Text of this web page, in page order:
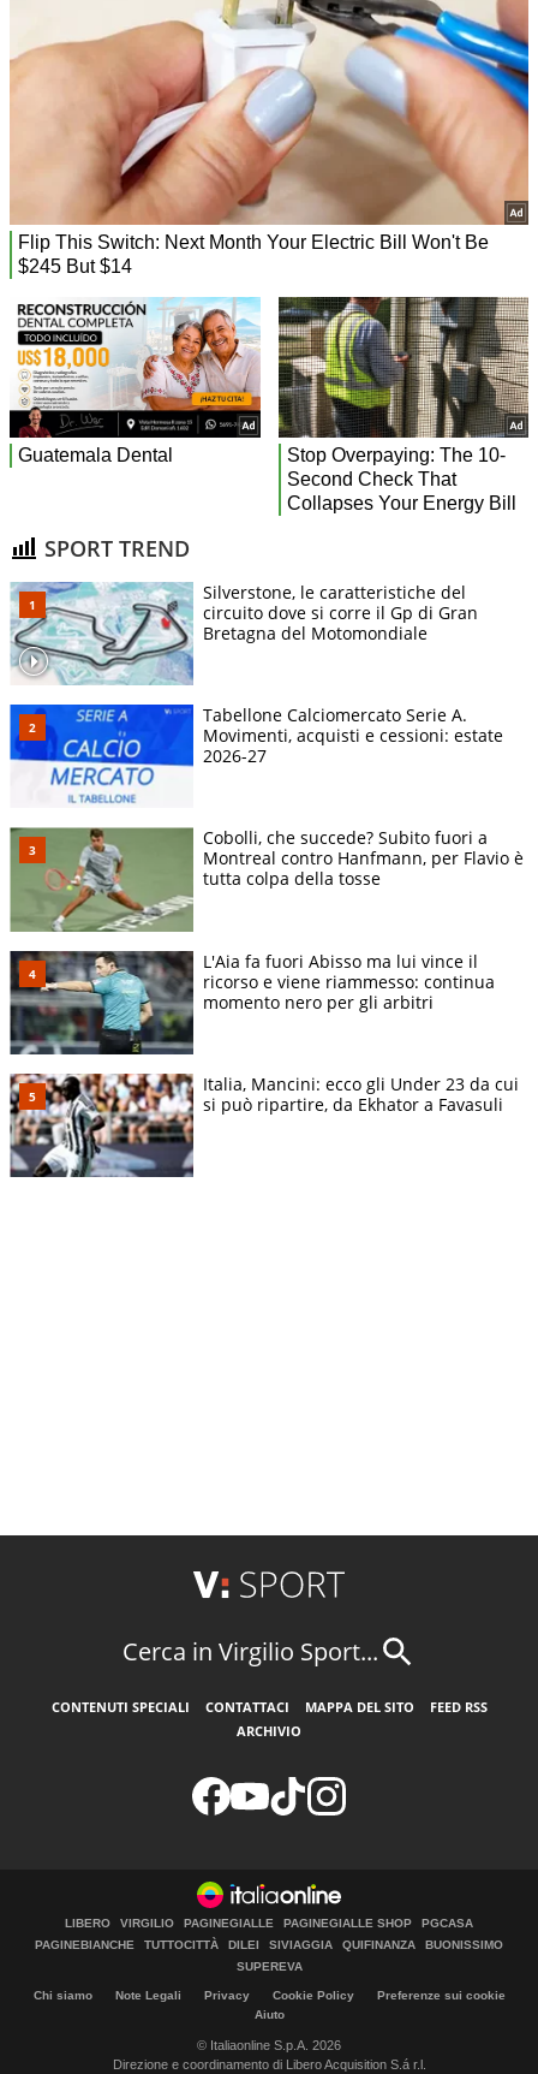
SPORT TREND
Silverstone, le caratteristiche del
circuito dove si corre il Gp di Gran
Bretagna del Motomondiale
Tabellone Calciomercato Serie A.
Movimenti, acquisti e cessioni: estate
2026-27
Cobolli, che succede? Subito fuori a
Montreal contro Hanfmann, per Flavio è
tutta colpa della tosse
L'Aia fa fuori Abisso ma lui vince il
ricorso e viene riammesso: continua
momento nero per gli arbitri
Italia, Mancini: ecco gli Under 23 da cui
si può ripartire, da Ekhator a Favasuli
Cerca in Virgilio Sport...
CONTENUTI SPECIALI CONTATTACI MAPPA DEL SITO
FEED RSS
ARCHIVIO
LIBERO VIRGILIO PAGINEGIALLE PAGINEGIALLE SHOP
PGCASA
PAGINEBIANCHE
TUTTOCITTÀ DILEI SIVIAGGIA QUIFINANZA
BUONISSIMO
SUPEREVA
Chi siamo Note Legali Privacy Cookie Policy
Preferenze sui cookie
Aiuto
© Italiaonline S.p.A. 2026
Direzione e coordinamento di Libero Acquisition S.á r.l.